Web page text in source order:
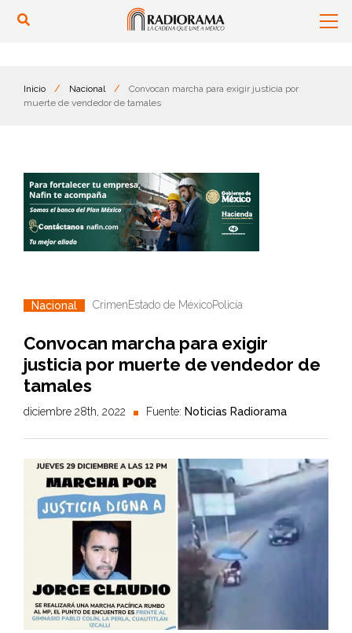
Inicio / Nacional /
Convocan marcha para exigir justicia por
muerte de vendedor de tamales
Nacional CrimenEstado de MéxicoPolicía
Convocan marcha para exigir
justicia por muerte de vendedor de
tamales
diciembre 28th, 2022 Fuente: Noticias Radiorama